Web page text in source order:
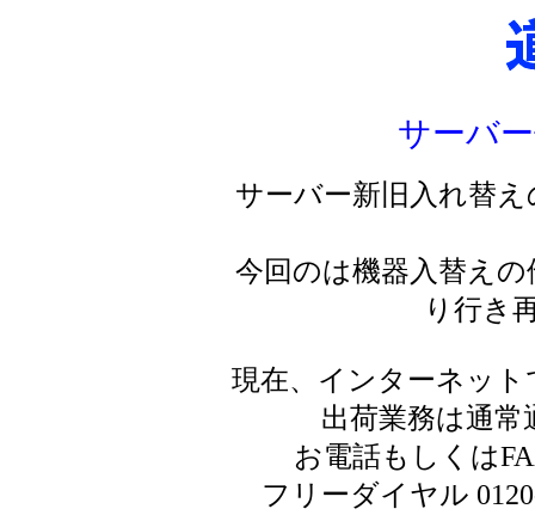
サーバ
サーバー新旧入れ替
今回のは機器入替え
り行き
現在、インターネッ
出荷業務は通
お電話もしくは
フリーダイヤル